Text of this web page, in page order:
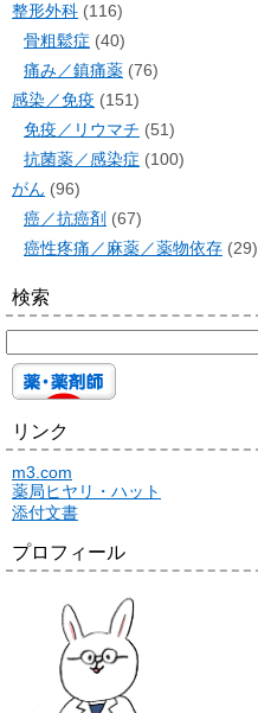
整形外科 (116)
骨粗鬆症 (40)
痛み／鎮痛薬 (76)
感染／免疫 (151)
免疫／リウマチ (51)
抗菌薬／感染症 (100)
がん (96)
癌／抗癌剤 (67)
癌性疼痛／麻薬／薬物依存 (29)
検索
リンク
m3.com
薬局ヒヤリ・ハット
添付文書
プロフィール